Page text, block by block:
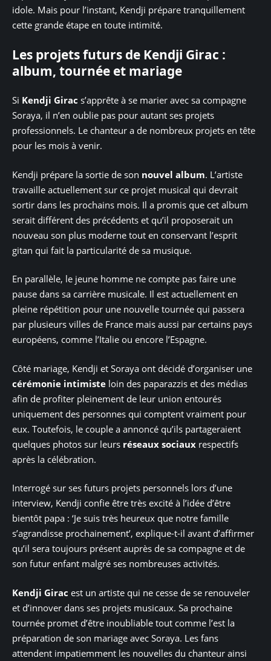
idole. Mais pour l’instant, Kendji prépare tranquillement
cette grande étape en toute intimité.
Les projets futurs de Kendji Girac :
album, tournée et mariage
Si Kendji Girac s’apprête à se marier avec sa compagne
Soraya, il n’en oublie pas pour autant ses projets
professionnels. Le chanteur a de nombreux projets en tête
pour les mois à venir.
Kendji prépare la sortie de son nouvel album. L’artiste
travaille actuellement sur ce projet musical qui devrait
sortir dans les prochains mois. Il a promis que cet album
serait différent des précédents et qu’il proposerait un
nouveau son plus moderne tout en conservant l’esprit
gitan qui fait la particularité de sa musique.
En parallèle, le jeune homme ne compte pas faire une
pause dans sa carrière musicale. Il est actuellement en
pleine répétition pour une nouvelle tournée qui passera
par plusieurs villes de France mais aussi par certains pays
européens, comme l’Italie ou encore l’Espagne.
Côté mariage, Kendji et Soraya ont décidé d’organiser une
cérémonie intimiste loin des paparazzis et des médias
afin de profiter pleinement de leur union entourés
uniquement des personnes qui comptent vraiment pour
eux. Toutefois, le couple a annoncé qu’ils partageraient
quelques photos sur leurs réseaux sociaux respectifs
après la célébration.
Interrogé sur ses futurs projets personnels lors d’une
interview, Kendji confie être très excité à l’idée d’être
bientôt papa : ‘Je suis très heureux que notre famille
s’agrandisse prochainement’, explique-t-il avant d’affirmer
qu’il sera toujours présent auprès de sa compagne et de
son futur enfant malgré ses nombreuses activités.
Kendji Girac est un artiste qui ne cesse de se renouveler
et d’innover dans ses projets musicaux. Sa prochaine
tournée promet d’être inoubliable tout comme l’est la
préparation de son mariage avec Soraya. Les fans
attendent impatiemment les nouvelles du chanteur ainsi